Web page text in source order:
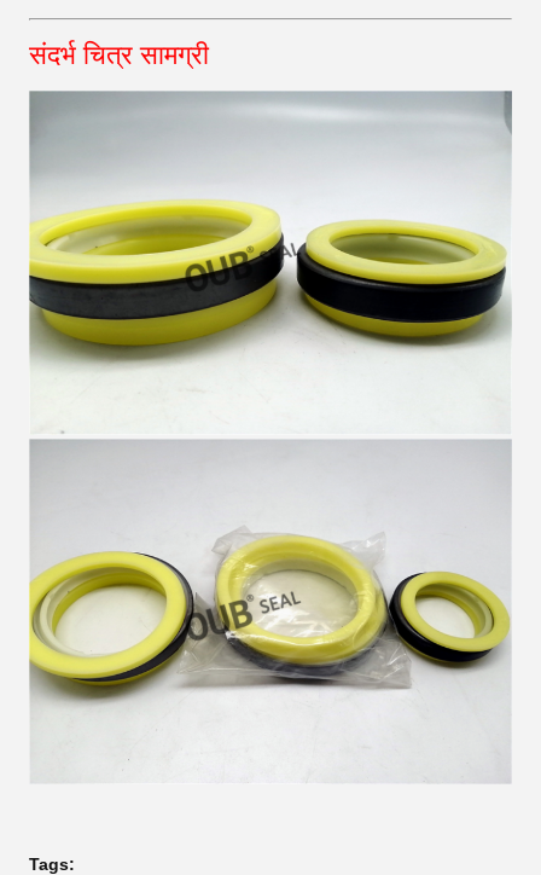
संदर्भ चित्र सामग्री
Tags: